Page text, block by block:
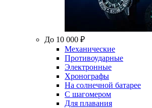
До 10 000 ₽
Механические
Противоударные
Электронные
Хронографы
На солнечной батарее
С шагомером
Для плавания